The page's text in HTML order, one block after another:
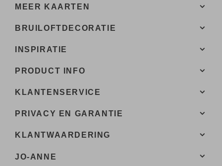
MEER KAARTEN
BRUILOFTDECORATIE
INSPIRATIE
PRODUCT INFO
KLANTENSERVICE
PRIVACY EN GARANTIE
KLANTWAARDERING
JO-ANNE